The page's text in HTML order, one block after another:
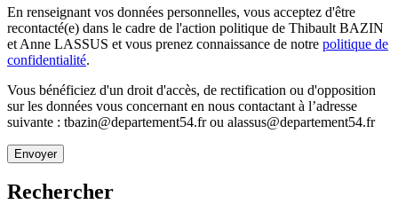
En renseignant vos données personnelles, vous acceptez d'être
recontacté(e) dans le cadre de l'action politique de Thibault BAZIN
et Anne LASSUS et vous prenez connaissance de notre politique de
confidentialité.
Vous bénéficiez d'un droit d'accès, de rectification ou d'opposition
sur les données vous concernant en nous contactant à l’adresse
suivante : tbazin@departement54.fr ou alassus@departement54.fr
Rechercher